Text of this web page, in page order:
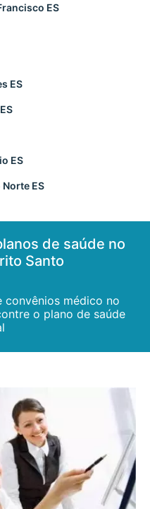
ES
ES
ES
ES
de saúde no
Santo
convênios médico no
o plano de saúde